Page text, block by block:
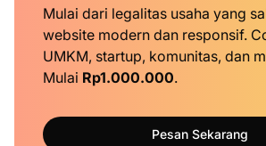
Mulai dari legalitas usaha yang
website modern dan responsif.
UMKM, startup, komunitas, dan
Mulai Rp1.000.000.
Pesan Sekarang